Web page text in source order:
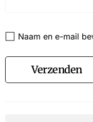
Naam en e-mail
Verzenden